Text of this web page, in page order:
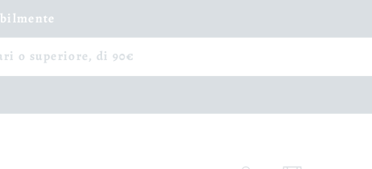
o superiore, di 90€